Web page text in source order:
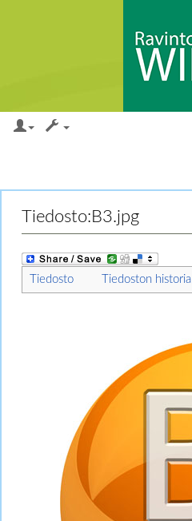
Loikkaa:
Tiedosto:B3.jpg
Tiedosto Tiedoston historia